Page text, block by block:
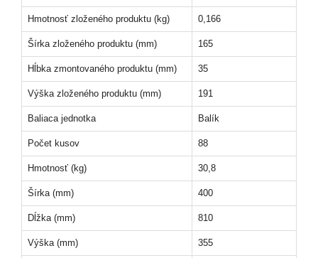
Hmotnosť zloženého produktu (kg) 0,166
Šírka zloženého produktu (mm) 165
Hĺbka zmontovaného produktu (mm) 35
Výška zloženého produktu (mm) 191
Baliaca jednotka Balík
Počet kusov 88
Hmotnosť (kg) 30,8
Šírka (mm) 400
Dĺžka (mm) 810
Výška (mm) 355